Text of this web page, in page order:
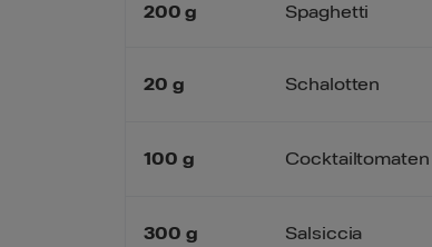
200 g
20 g
100 g
300 g
Spaghetti
Schalotten
Cocktailtomaten
Salsiccia